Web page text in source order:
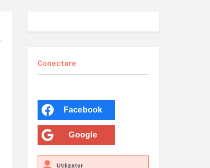
Conectare
Facebook
Google